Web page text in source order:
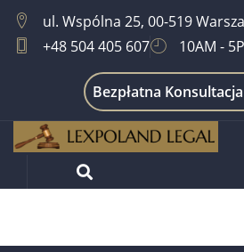
ul. Wspólna 25, 00-519
+48 504 405 607
10AM -
Bezpłatna